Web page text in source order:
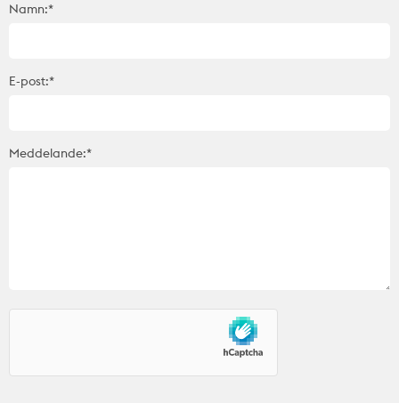
Namn:*
E-post:*
Meddelande:*